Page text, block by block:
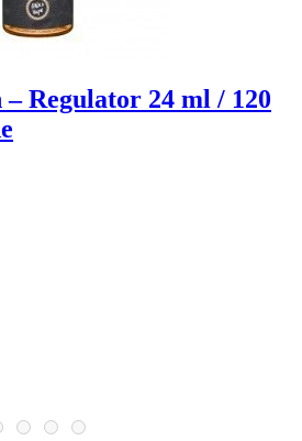
Regulator 24 ml / 120